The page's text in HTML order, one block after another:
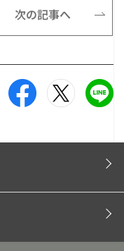
次の記事へ